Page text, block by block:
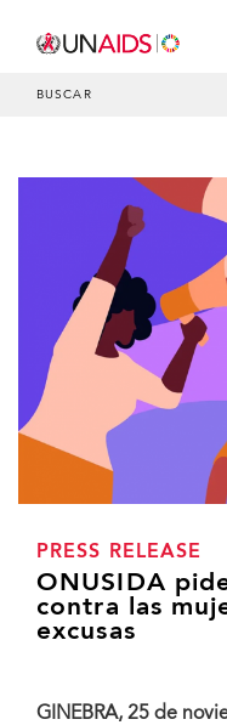
BUSCAR
PRESS RELEASE
ONUSIDA
contra las
excusas
GINEBRA, 25 de